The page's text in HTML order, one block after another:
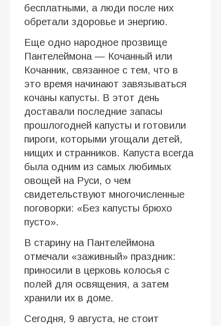
бесплатными, а люди после них
обретали здоровье и энергию.
Еще одно народное прозвище
Пантелеймона — Кочанный или
Кочанник, связанное с тем, что в
это время начинают завязываться
кочаны капусты. В этот день
доставали последние запасы
прошлогодней капусты и готовили
пироги, которыми угощали детей,
нищих и странников. Капуста всегда
была одним из самых любимых
овощей на Руси, о чем
свидетельствуют многочисленные
поговорки: «Без капусты брюхо
пусто».
В старину на Пантелеймона
отмечали «заживный» праздник:
приносили в церковь колосья с
полей для освящения, а затем
хранили их в доме.
Сегодня, 9 августа, не стоит